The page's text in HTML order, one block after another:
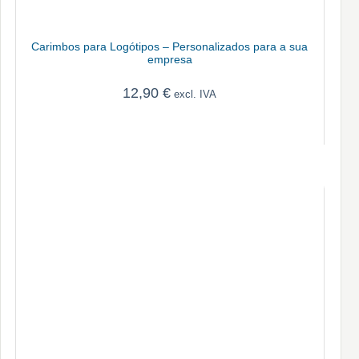
Carimbos para Logótipos – Personalizados para a sua
empresa
12,90€ excl. IVA